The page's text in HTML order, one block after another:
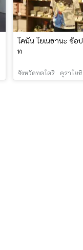
โคนัน โยเนฮานะ ช้อ
ท
จังหวัดทตโตริ คุราโยชิ